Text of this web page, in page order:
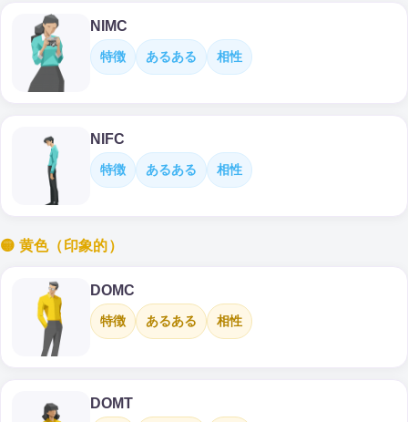
NIMC
特徴 あるある 相性
NIFC
特徴 あるある 相性
🟡 黄色（印象的）
DOMC
特徴 あるある 相性
DOMT